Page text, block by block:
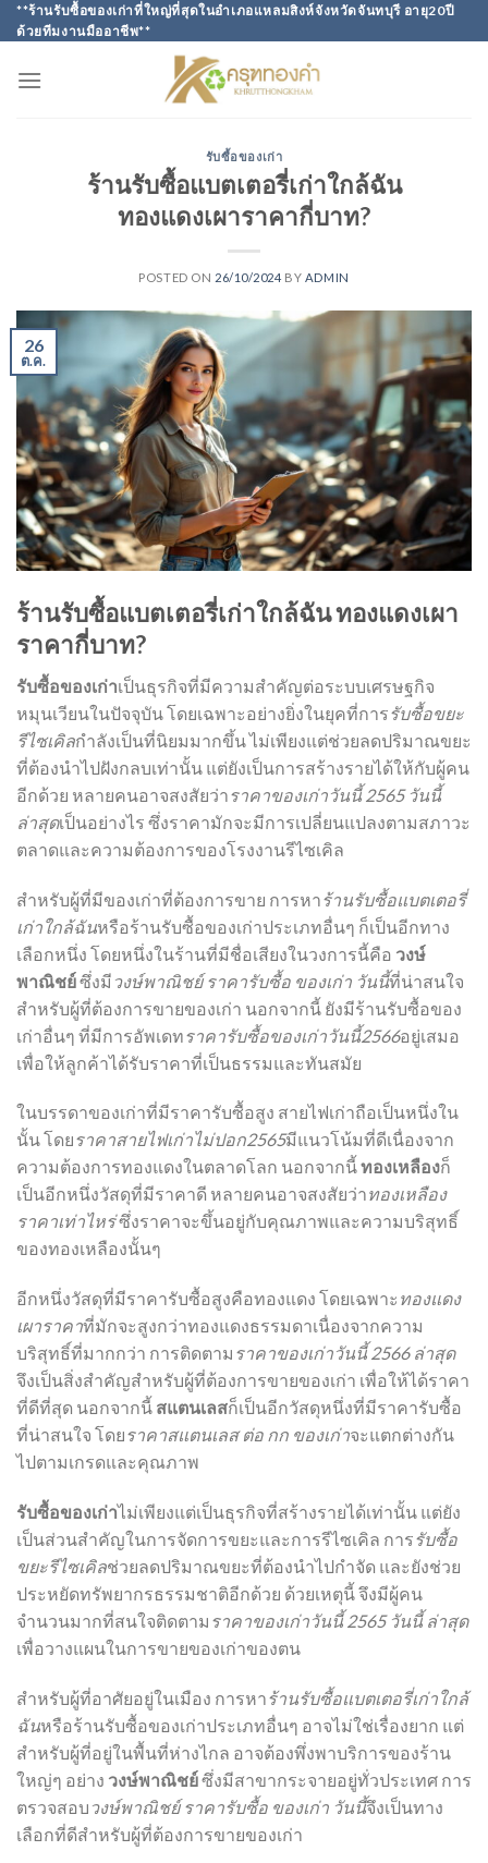
Skip
to
**ร้านรับซื้อของเก่าที่ใหญ่ที่สุดในอำเภอแหลมสิงห์จังหวัดจันทบุรี อายุ20ปี
ด้วยทีมงานมืออาชีพ**
รับซื้อของเก่า
ร้านรับซื้อแบตเตอรี่เก่าใกล้ฉัน
ทองแดงเผาราคากี่บาท?
POSTED ON 26/10/2024 BY ADMIN
26
ต.ค.
ร้านรับซื้อแบตเตอรี่เก่าใกล้ฉัน ทองแดงเผา
ราคากี่บาท?
รับซื้อของเก่าเป็นธุรกิจที่มีความสำคัญต่อระบบเศรษฐกิจ
หมุนเวียนในปัจจุบัน โดยเฉพาะอย่างยิ่งในยุคที่การรับซื้อขยะ
รีไซเคิลกำลังเป็นที่นิยมมากขึ้น ไม่เพียงแต่ช่วยลดปริมาณขยะ
ที่ต้องนำไปฝังกลบเท่านั้น แต่ยังเป็นการสร้างรายได้ให้กับผู้คน
อีกด้วย หลายคนอาจสงสัยว่าราคาของเก่าวันนี้ 2565 วันนี้
ล่าสุดเป็นอย่างไร ซึ่งราคามักจะมีการเปลี่ยนแปลงตามสภาวะ
ตลาดและความต้องการของโรงงานรีไซเคิล
สำหรับผู้ที่มีของเก่าที่ต้องการขาย การหาร้านรับซื้อแบตเตอรี่
เก่าใกล้ฉันหรือร้านรับซื้อของเก่าประเภทอื่นๆ ก็เป็นอีกทาง
เลือกหนึ่ง โดยหนึ่งในร้านที่มีชื่อเสียงในวงการนี้คือ วงษ์
พาณิชย์ซึ่งมี วงษ์พาณิชย์ ราคารับซื้อ ของเก่า วันนี้ที่น่าสนใจ
สำหรับผู้ที่ต้องการขายของเก่า นอกจากนี้ ยังมีร้านรับซื้อของ
เก่าอื่นๆ ที่มีการอัพเดทราคารับซื้อของเก่าวันนี้2566อยู่เสมอ
เพื่อให้ลูกค้าได้รับราคาที่เป็นธรรมและทันสมัย
ในบรรดาของเก่าที่มีราคารับซื้อสูง สายไฟเก่าถือเป็นหนึ่งใน
นั้น โดยราคาสายไฟเก่าไม่ปอก2565มีแนวโน้มที่ดีเนื่องจาก
ความต้องการทองแดงในตลาดโลก นอกจากนี้ทองเหลืองก็
เป็นอีกหนึ่งวัสดุที่มีราคาดี หลายคนอาจสงสัยว่าทองเหลือง
ราคาเท่าไหร่ซึ่งราคาจะขึ้นอยู่กับคุณภาพและความบริสุทธิ์
ของทองเหลืองนั้นๆ
อีกหนึ่งวัสดุที่มีราคารับซื้อสูงคือทองแดง โดยเฉพาะ ทองแดง
เผาราคาที่มักจะสูงกว่าทองแดงธรรมดาเนื่องจากความ
บริสุทธิ์ที่มากกว่า การติดตาม ราคาของเก่าวันนี้ 2566 ล่าสุด
จึงเป็นสิ่งสำคัญสำหรับผู้ที่ต้องการขายของเก่า เพื่อให้ได้ราคา
ที่ดีที่สุด นอกจากนี้ สแตนเลสก็เป็นอีกวัสดุหนึ่งที่มีราคารับซื้อ
ที่น่าสนใจ โดยราคาสแตนเลส ต่อ กก ของเก่าจะแตกต่างกัน
ไปตามเกรดและคุณภาพ
รับซื้อของเก่าไม่เพียงแต่เป็นธุรกิจที่สร้างรายได้เท่านั้น แต่ยัง
เป็นส่วนสำคัญในการจัดการขยะและการรีไซเคิล การรับซื้อ
ขยะรีไซเคิลช่วยลดปริมาณขยะที่ต้องนำไปกำจัด และยังช่วย
ประหยัดทรัพยากรธรรมชาติอีกด้วย ด้วยเหตุนี้ จึงมีผู้คน
จำนวนมากที่สนใจติดตาม ราคาของเก่าวันนี้ 2565 วันนี้ ล่าสุด
เพื่อวางแผนในการขายของเก่าของตน
สำหรับผู้ที่อาศัยอยู่ในเมือง การหาร้านรับซื้อแบตเตอรี่เก่าใกล้
ฉันหรือร้านรับซื้อของเก่าประเภทอื่นๆ อาจไม่ใช่เรื่องยาก แต่
สำหรับผู้ที่อยู่ในพื้นที่ห่างไกล อาจต้องพึ่งพาบริการของร้าน
ใหญ่ๆ อย่าง วงษ์พาณิชย์ซึ่งมีสาขากระจายอยู่ทั่วประเทศ การ
ตรวจสอบ วงษ์พาณิชย์ ราคารับซื้อ ของเก่า วันนี้จึงเป็นทาง
เลือกที่ดีสำหรับผู้ที่ต้องการขายของเก่า